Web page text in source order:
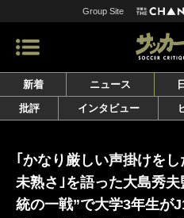
Group Site
新着 ニュース
批評
インタビュー
｢かなり厳しい声掛けを
未熟さ｣を語った大島秀
統の一戦”で大学3年生が